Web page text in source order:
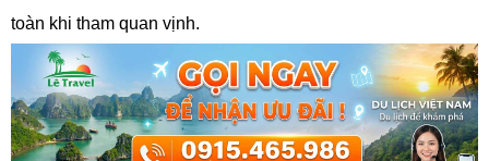
toàn khi tham quan vịnh.